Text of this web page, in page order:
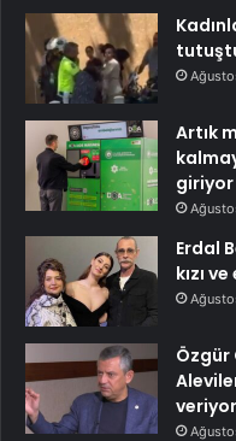
Artık
giriyor
Erdal
kızı
Özgür